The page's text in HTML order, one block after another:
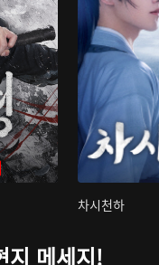
차시천하
지 메세지!